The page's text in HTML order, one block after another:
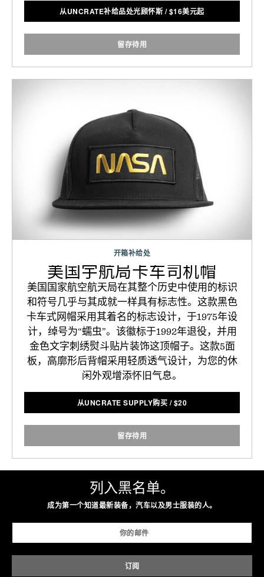
从UNCRATE补给品处光顾怀斯 /$16美元起
留存待用
开箱补给处
美国宇航局卡车司机帽
美国国家航空航天局在其整个历史中使用的标识
和符号几乎与其成就一样具有标志性。这款黑色
卡车式网帽采用其着名的标志设计，于1975年设
计，绰号为“蠕虫”。该徽标于1992年退役，并用
金色文字刺绣熨斗贴片装饰这顶帽子。这款5面
板，高廓形后背帽采用轻质透气设计，为您的休
闲外观增添怀旧气息。
从UNCRATE SUPPLY购买 /$20
留存待用
列入黑名单。
成为第一个知道最新装备，汽车以及男士服装的人。